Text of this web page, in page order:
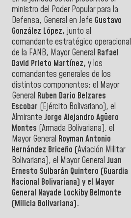
ministro del Poder Popular para la
Defensa, General en Jefe Gustavo
González López,junto al
comandante estratégico operacional
de la FANB, Mayor General Rafael
David Prieto Martínez, y los
comandantes generales de los
distintos componentes: el Mayor
General Ruben Dario Belzares
Escobar (Ejército Bolivariano), el
Almirante Jorge Alejandro Agüero
Montes (Armada Bolivariana), el
Mayor General Royman Antonio
Hernández Briceño (Aviación Militar
Bolivariana), el Mayor General Juan
Ernesto Sulbarán Quintero (Guardia
Nacional Bolivariana) y el Mayor
General Nayade Lockiby Belmonte
(Milicia Bolivariana).